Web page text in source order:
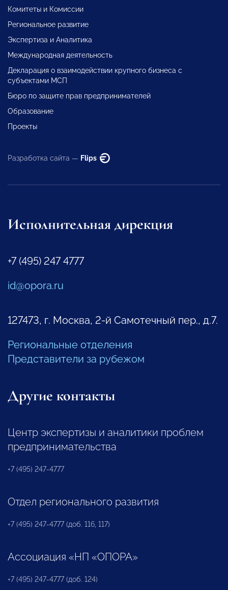
Комитеты и Комиссии
Региональное развитие
Экспертиза и Аналитика
Международная деятельность
Декларация о взаимодействии крупного бизнеса с
субъектами МСП
Бюро по защите прав предпринимателей
Образование
Проекты
Разработка сайта — Flips
Исполнительная дирекция
+7 (495) 247 4777
id@opora.ru
127473, г. Москва, 2-й Самотечный пер., д.7.
Региональные отделения
Представители за рубежом
Другие контакты
Центр экспертизы и аналитики проблем
предпринимательства
+7 (495) 247-4777
Отдел регионального развития
+7 (495) 247-4777 (доб. 116, 117)
Ассоциация «НП «ОПОРА»
+7 (495) 247-4777 (доб. 124)